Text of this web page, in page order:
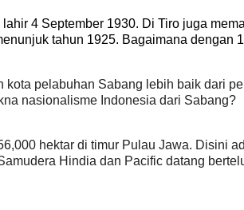
4 September 1930. Di Tiro juga
tahun 1925. Bagaimana dengan
pelabuhan Sabang lebih baik dari
nasionalisme Indonesia dari Sabang?
hektar di timur Pulau Jawa. Disini
Hindia dan Pacific datang